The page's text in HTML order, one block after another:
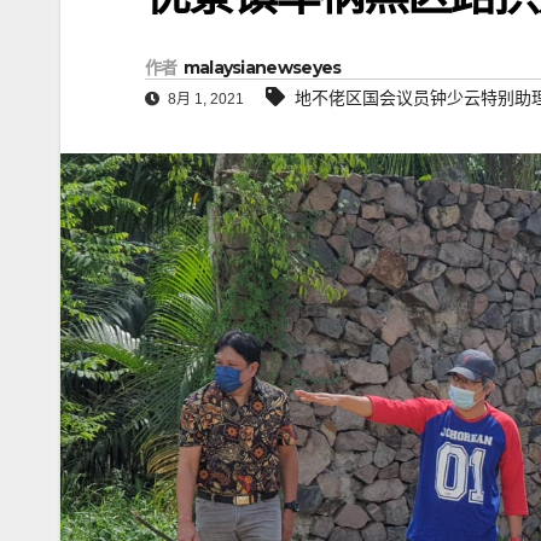
作者 malaysianewseyes
8月 1, 2021 地不佬区国会议员钟少云特别助